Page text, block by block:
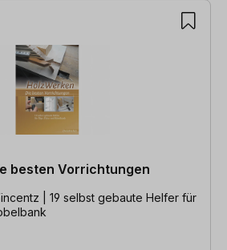
besten Vorrichtungen
| 19 selbst gebaute Helfer für